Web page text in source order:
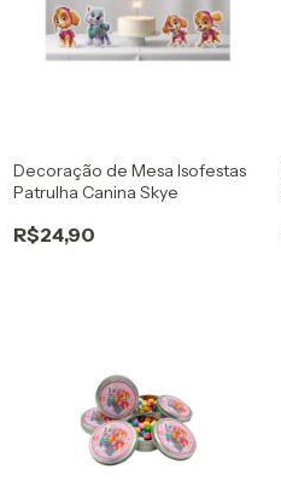
Decoração de Mesa Isofestas
Patrulha Canina Skye
R$24,90